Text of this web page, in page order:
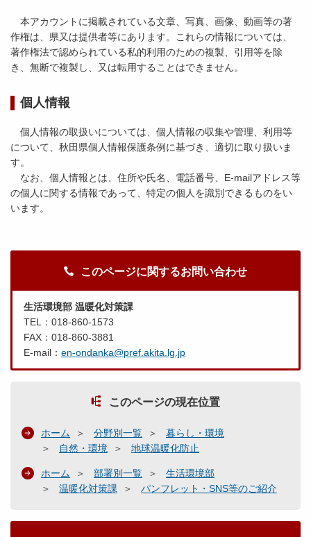
本アカウントに掲載されている文章、写真、画像、動画等の著
作権は、県又は提供者等にあります。これらの情報については、
著作権法で認められている私的利用のための複製、引用等を除
き、無断で複製し、又は転用することはできません。
個人情報
個人情報の取扱いについては、個人情報の収集や管理、利用等
について、秋田県個人情報保護条例に基づき、適切に取り扱いま
す。
なお、個人情報とは、住所や氏名、電話番号、E-mailアドレス等
の個人に関する情報であって、特定の個人を識別できるものをい
います。
このページに関するお問い合わせ
生活環境部 温暖化対策課
TEL：018-860-1573
FAX：018-860-3881
E-mail： en-ondanka@pref.akita.lg.jp
このページの現在位置
ホーム 分野別一覧
暮らし・環境
自然・環境
地球温暖化防止
ホーム 部署別一覧
生活環境部
温暖化対策課
パンフレット・SNS等のご紹介